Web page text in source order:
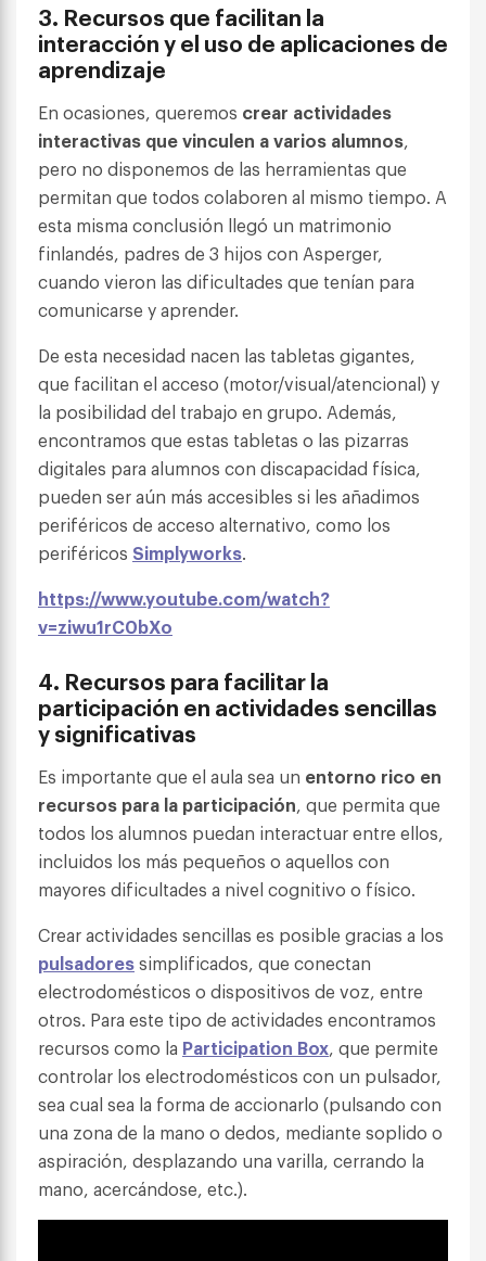
3. Recursos que facilitan la
interacción y el uso de aplicaciones de
aprendizaje
En ocasiones, queremos crear actividades
interactivas que vinculen a varios alumnos,
pero no disponemos de las herramientas que
permitan que todos colaboren al mismo tiempo. A
esta misma conclusión llegó un matrimonio
finlandés, padres de 3 hijos con Asperger,
cuando vieron las dificultades que tenían para
comunicarse y aprender.
De esta necesidad nacen las tabletas gigantes,
que facilitan el acceso (motor/visual/atencional) y
la posibilidad del trabajo en grupo. Además,
encontramos que estas tabletas o las pizarras
digitales para alumnos con discapacidad física,
pueden ser aún más accesibles si les añadimos
periféricos de acceso alternativo, como los
periféricos Simplyworks.
https://www.youtube.com/watch?
v=ziwu1rC0bXo
4. Recursos para facilitar la
participación en actividades sencillas
y significativas
Es importante que el aula sea un entorno rico en
recursos para la participación, que permita que
todos los alumnos puedan interactuar entre ellos,
incluidos los más pequeños o aquellos con
mayores dificultades a nivel cognitivo o físico.
Crear actividades sencillas es posible gracias a los
pulsadoressimplificados, que conectan
electrodomésticos o dispositivos de voz, entre
otros. Para este tipo de actividades encontramos
recursos como la Participation Box, que permite
controlar los electrodomésticos con un pulsador,
sea cual sea la forma de accionarlo (pulsando con
una zona de la mano o dedos, mediante soplido o
aspiración, desplazando una varilla, cerrando la
mano, acercándose, etc.).